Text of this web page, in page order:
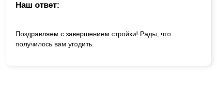
Наш ответ:
Поздравляем с завершением стройки! Рады, что
получилось вам угодить.